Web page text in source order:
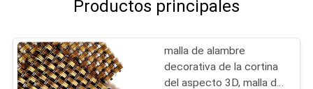
Productos principales
malla de alambre
decorativa de la cortina
del aspecto 3D, malla del